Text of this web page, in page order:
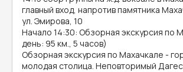
главный вход, напротив памятника
ул. Эмирова, 10
Начало 14:30: Обзорная экскурсия по
день: 95 км., 5 часов)
Обзорная экскурсия по Махачкале -
молодая столица. Неповторимый